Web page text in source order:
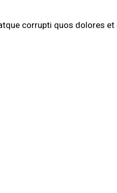
corrupti quos dolores